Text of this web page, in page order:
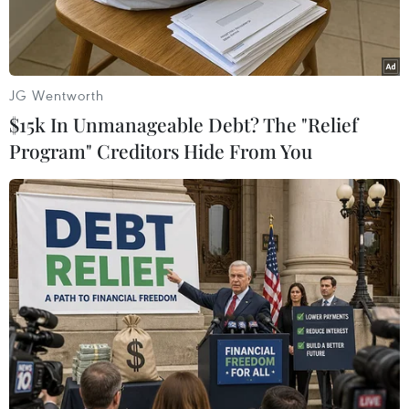
Chí Minh.
Bưu điện Thành phố Hồ Chí Minh là một trong những địa điểm
được nhiều du khách chọn lựa tham quan dịp cận Tết. (Ảnh:
Thu Hương/TTXVN)
JG Wentworth
$15k In Unmanageable Debt? The "Relief
Program" Creditors Hide From You